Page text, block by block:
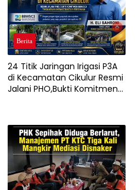
Berita
24 Titik Jaringan Irigasi P3A
di Kecamatan Cikulur Resmi
Jalani PHO,Bukti Komitmen